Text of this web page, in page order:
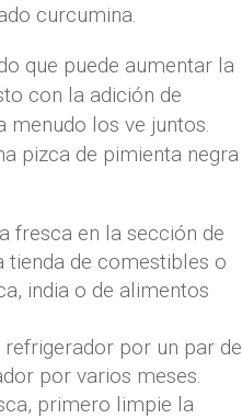
curcumina.
que puede aumentar la
con la adición de
menudo los ve juntos.
pizca de pimienta negra
fresca en la sección de
de comestibles o
india o de alimentos
por un par de
por varios meses.
primero limpie la